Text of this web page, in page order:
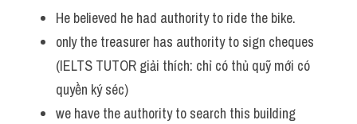
He believed he had authority to ride the bike.
only the treasurer has authority to sign cheques
(IELTS TUTOR giải thích: chỉ có thủ quỹ mới có
quyền ký séc)
we have the authority to search this building